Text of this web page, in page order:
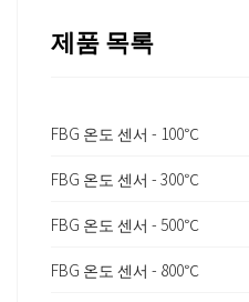
제품 목록
FBG 온도 센서 - 100℃
FBG 온도 센서 - 300℃
FBG 온도 센서 - 500℃
FBG 온도 센서 - 800℃